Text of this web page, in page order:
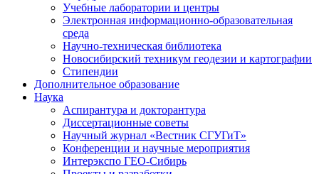
Учебные лаборатории и центры
Электронная информационно-образовательная
среда
Научно-техническая библиотека
Новосибирский техникум геодезии и картографии
Стипендии
Дополнительное образование
Наука
Аспирантура и докторантура
Диссертационные советы
Научный журнал «Вестник СГУГиТ»
Конференции и научные мероприятия
Интерэкспо ГЕО-Сибирь